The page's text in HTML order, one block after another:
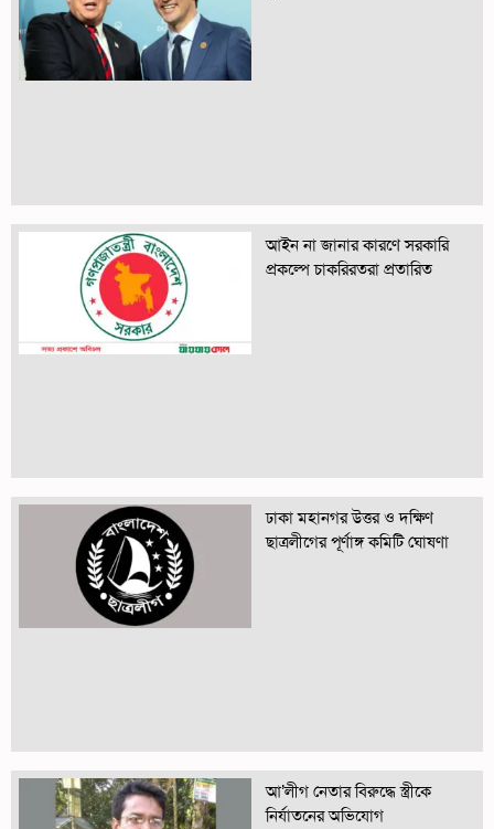
আইন না জানার কারণে সরকারি
প্রকল্পে চাকরিরতরা প্রতারিত
ঢাকা মহানগর উত্তর ও দক্ষিণ
ছাত্রলীগের পূর্ণাঙ্গ কমিটি ঘোষণা
আ’লীগ নেতার বিরুদ্ধে স্ত্রীকে
নির্যাতনের অভিযোগ